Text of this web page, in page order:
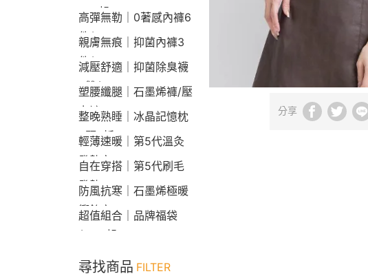
790起
高彈無勒｜0著感內褲6
件$1290
親膚無痕｜抑菌內褲3
件$790
減壓舒適｜抑菌除臭襪
3雙$660
塑腰纖腿｜石墨烯褲/壓
力褲
整晚熟睡｜冰晶記憶枕
2顆9折
輕薄速暖｜第5代溫灸
發熱衣
自在穿搭｜第5代刷毛
發熱Bra T
防風抗寒｜石墨烯極暖
衝鋒衣
超值組合｜品牌福袋
$599起
尋找商品 FILTER
分享